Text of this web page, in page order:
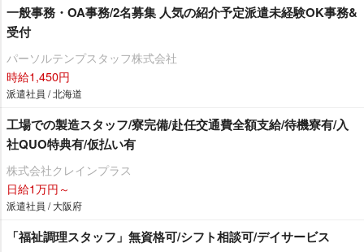
一般事務・OA事務/2名募集 人気の紹介予定派遣未経験OK事務&
受付
パーソルテンプスタッフ株式会社
時給1,450円
派遣社員 / 北海道
工場での製造スタッフ/寮完備/赴任交通費全額支給/待機寮有/入
社QUO特典有/仮払い有
株式会社クレインプラス
日給1万円～
派遣社員 / 大阪府
「福祉調理スタッフ」無資格可/シフト相談可/デイサービス